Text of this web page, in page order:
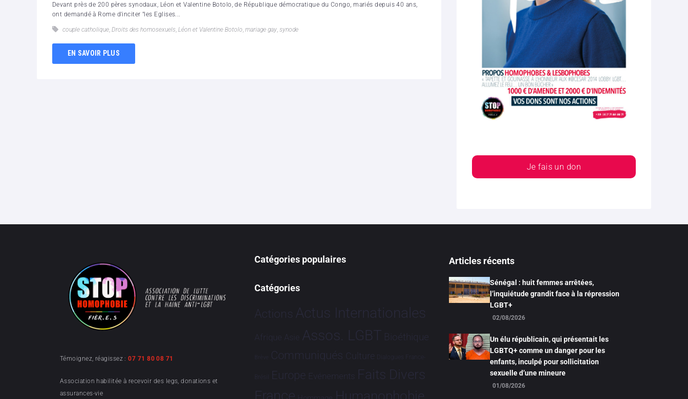
Devant près de 200 pères synodaux, Léon et Valentine Botolo, de République démocratique du Congo, mariés depuis 40 ans,
ont demandé à Rome d'inciter "les Eglises...
couple catholique, Droits des homosexuels, Léon et Valentine Botolo, mariage gay, synode
EN SAVOIR PLUS
Je fais un don
Témoignez, réagissez :07 71 80 08 71
Association habilitée à recevoir des legs, donations et
assurances-vie
Catégories populaires
Catégories
Actions Actus Internationales
Afrique Asie Assos. LGBT Bioéthique
Brève Communiqués Culture Dialogues France-
Brésil Europe Evénements Faits Divers
Humanophobie
Articles récents
Sénégal : huit femmes arrêtées,
l’inquiétude grandit face à la répression
LGBT+
02/08/2026
Un élu républicain, qui présentait les
LGBTQ+ comme un danger pour les
enfants, inculpé pour sollicitation
sexuelle d’une mineure
01/08/2026